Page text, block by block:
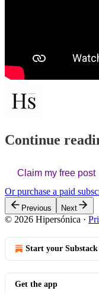
Continue
Claim my free post
Or purchase a paid
Previous Next
© 2026 Hipersónica ·
Start your Substack
Get the app